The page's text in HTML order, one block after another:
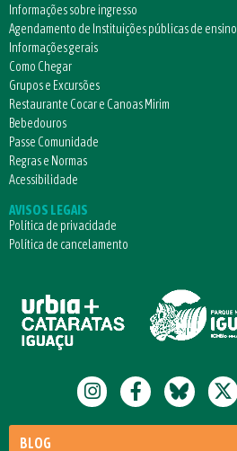
Informações sobre ingresso
Agendamento de Instituições públicas de ensino
Informações gerais
Como Chegar
Grupos e Excursões
Restaurante Cocar e Canoas Mirim
Bebedouros
Passe Comunidade
Regras e Normas
Acessibilidade
AVISOS LEGAIS
Política de privacidade
Política de cancelamento
BLOG